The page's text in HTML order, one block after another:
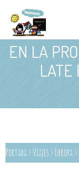
EN LA
LATE
Portada> Viajes > Europa>